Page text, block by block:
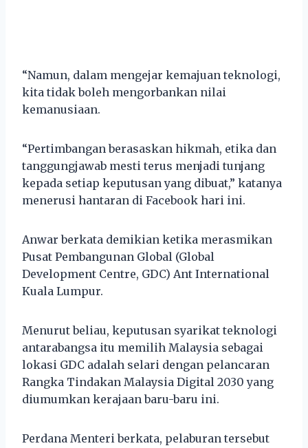
“Namun, dalam mengejar kemajuan teknologi,
kita tidak boleh mengorbankan nilai
kemanusiaan.
“Pertimbangan berasaskan hikmah, etika dan
tanggungjawab mesti terus menjadi tunjang
kepada setiap keputusan yang dibuat,” katanya
menerusi hantaran di Facebook hari ini.
Anwar berkata demikian ketika merasmikan
Pusat Pembangunan Global (Global
Development Centre, GDC) Ant International
Kuala Lumpur.
Menurut beliau, keputusan syarikat teknologi
antarabangsa itu memilih Malaysia sebagai
lokasi GDC adalah selari dengan pelancaran
Rangka Tindakan Malaysia Digital 2030 yang
diumumkan kerajaan baru-baru ini.
Perdana Menteri berkata, pelaburan tersebut